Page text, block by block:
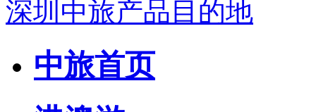
深圳中旅产品目的地
中旅首页